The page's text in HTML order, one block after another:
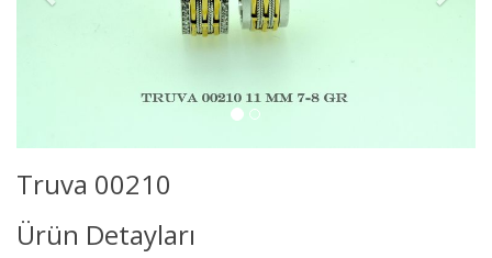
Truva 00210
Ürün Detayları